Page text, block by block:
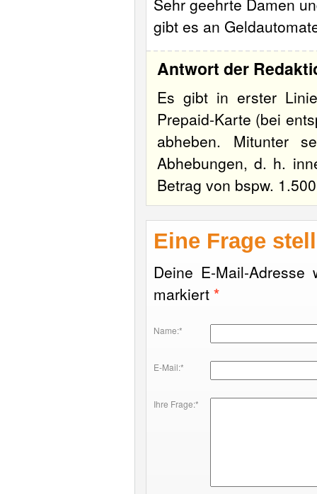
Sehr geehrte Damen
gibt es an
Antwort der
Es gibt in erster
Prepaid-Karte (bei
abheben. Mitunter
Abhebungen, d. h.
Betrag von bspw.
Eine Frage
Deine E-Mail-
markiert *
Name:*
E-Mail:*
Ihre Frage:*